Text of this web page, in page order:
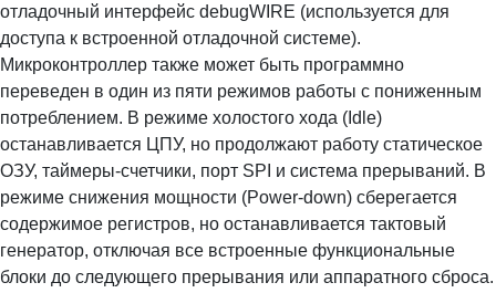
отладочный интерфейс debugWIRE (используется для
доступа к встроенной отладочной системе).
Микроконтроллер также может быть программно
переведен в один из пяти режимов работы с пониженным
потреблением. В режиме холостого хода (Idle)
останавливается ЦПУ, но продолжают работу статическое
ОЗУ, таймеры-счетчики, порт SPI и система прерываний. В
режиме снижения мощности (Power-down) сберегается
содержимое регистров, но останавливается тактовый
генератор, отключая все встроенные функциональные
блоки до следующего прерывания или аппаратного сброса.